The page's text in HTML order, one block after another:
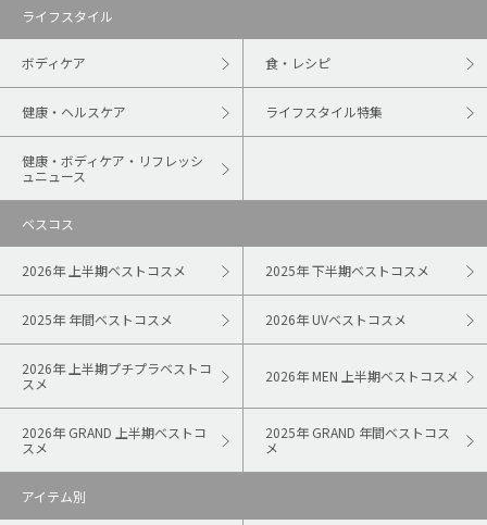
ライフスタイル
ボディケア 食・レシピ
健康・ヘルスケア ライフスタイル特集
健康・ボディケア・リフレッシ
ュニュース
ベスコス
2026年 上半期ベストコスメ 2025年 下半期ベストコスメ
2025年 年間ベストコスメ 2026年 UVベストコスメ
2026年 上半期プチプラベストコ
スメ
2026年 MEN 上半期ベストコスメ
2026年 GRAND 上半期ベストコ
スメ
2025年 GRAND 年間ベストコス
メ
アイテム別